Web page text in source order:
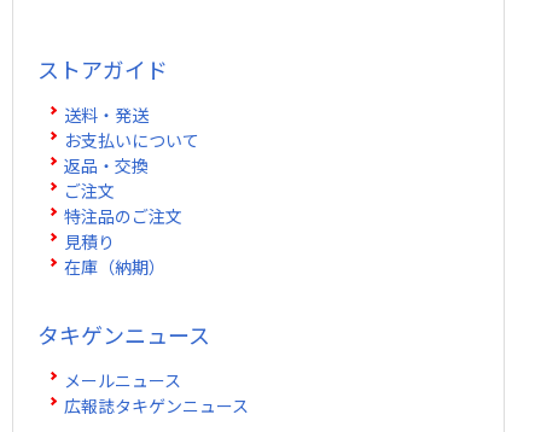
ストアガイド
送料・発送
お支払いについて
返品・交換
ご注文
特注品のご注文
見積り
在庫（納期）
タキゲンニュース
メールニュース
広報誌タキゲンニュース